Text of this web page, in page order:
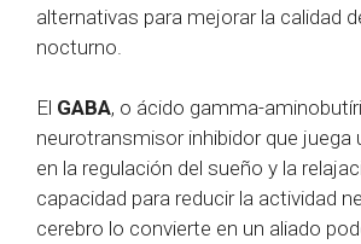
alternativas para mejorar la calidad
nocturno.
El GABA, o ácido gamma-
neurotransmisor inhibidor que juega
en la regulación del sueño y la
capacidad para reducir la actividad
cerebro lo convierte en un aliado